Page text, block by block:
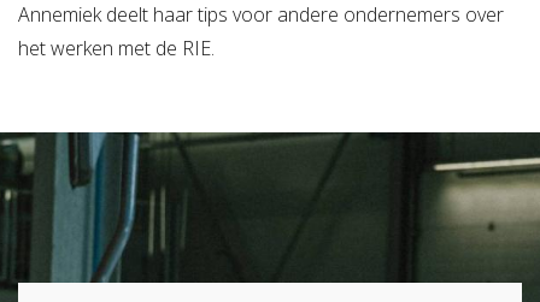
Annemiek deelt haar tips voor andere ondernemers over
het werken met de RIE.